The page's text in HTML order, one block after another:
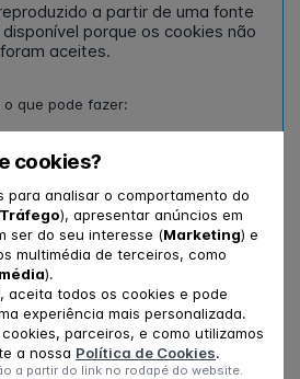
cookies?
para analisar o comportamento do
), apresentar anúncios em
ser do seu interesse (Marketing) e
multimédia de terceiros, como
).
aceita todos os cookies e pode
experiência mais personalizada.
parceiros, e como utilizamos
a nossa Política de Cookies.
a partir do link no rodapé do website.
a partir de uma fonte
porque os cookies não
foram aceites.
o que pode fazer:
ou
página
íntegra